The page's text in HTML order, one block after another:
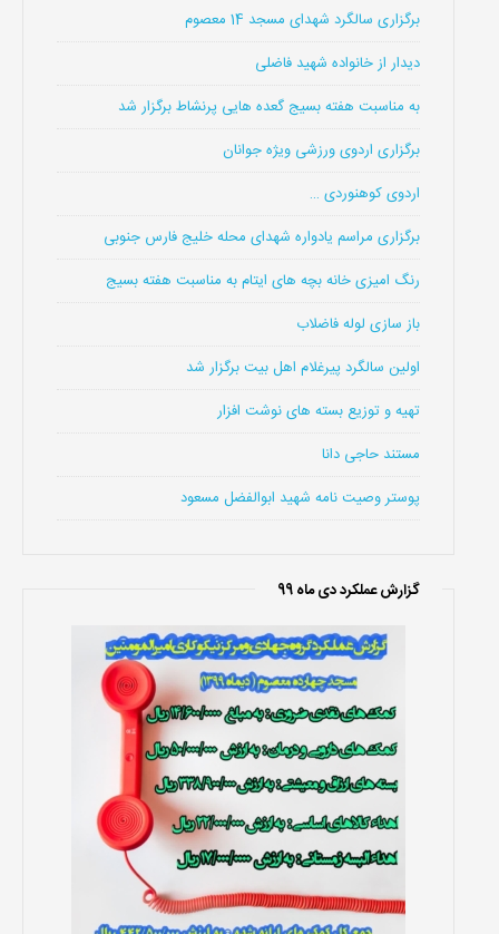
برگزاری سالگرد شهدای مسجد 14 معصوم
دیدار از خانواده شهید فاضلی
به مناسبت هفته بسیج گعده هایی پرنشاط برگزار شد
برگزاری اردوی ورزشی ویژه جوانان
اردوی کوهنوردی …
برگزاری مراسم یادواره شهدای محله خلیج فارس جنوبی
رنگ امیزی خانه بچه های ایتام به مناسبت هفته بسیج
باز سازی لوله فاضلاب
اولین سالگرد پیرغلام اهل بیت برگزار شد
تهیه و توزیع بسته های نوشت افزار
مستند حاجی دانا
پوستر وصیت نامه شهید ابوالفضل مسعود
گزارش عملکرد دی ماه 99